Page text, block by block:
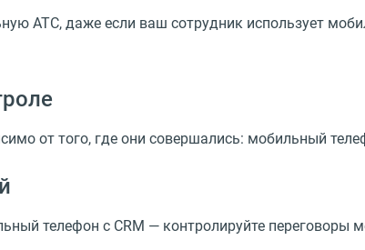
АТС, даже если ваш сотрудник использует
от того, где они совершались: мобильный
телефон с CRM — контролируйте переговоры